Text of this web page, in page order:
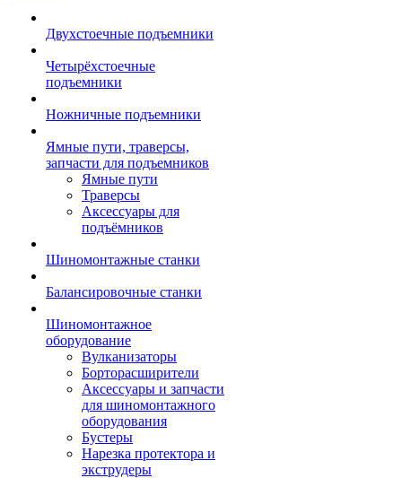
Двухстоечные подъемники
Четырёхстоечные
подъемники
Ножничные подъемники
Ямные пути, траверсы,
запчасти для подъемников
Ямные пути
Траверсы
Аксессуары для
подъёмников
Шиномонтажные станки
Балансировочные станки
Шиномонтажное
оборудование
Вулканизаторы
Борторасширители
Аксессуары и запчасти
для шиномонтажного
оборудования
Бустеры
Нарезка протектора и
экструдеры